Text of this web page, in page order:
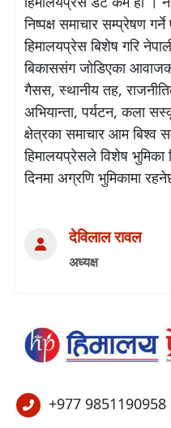
निष्पक्ष समाचार सम्प्रेषण
हिमालयप्रेस बिशेष गरि
बिकाससंग जोडिएका
गैसस, स्थानीय तह,
अभियान्ता, पर्यटन, कला
क्षेत्रका समाचार आम बिश्व
हिमालयप्रेसले विशेष भुमिका
दिनमा अग्रणि भुमिकामा
देविलाल रावल
अध्यक्ष
+977 9851190958